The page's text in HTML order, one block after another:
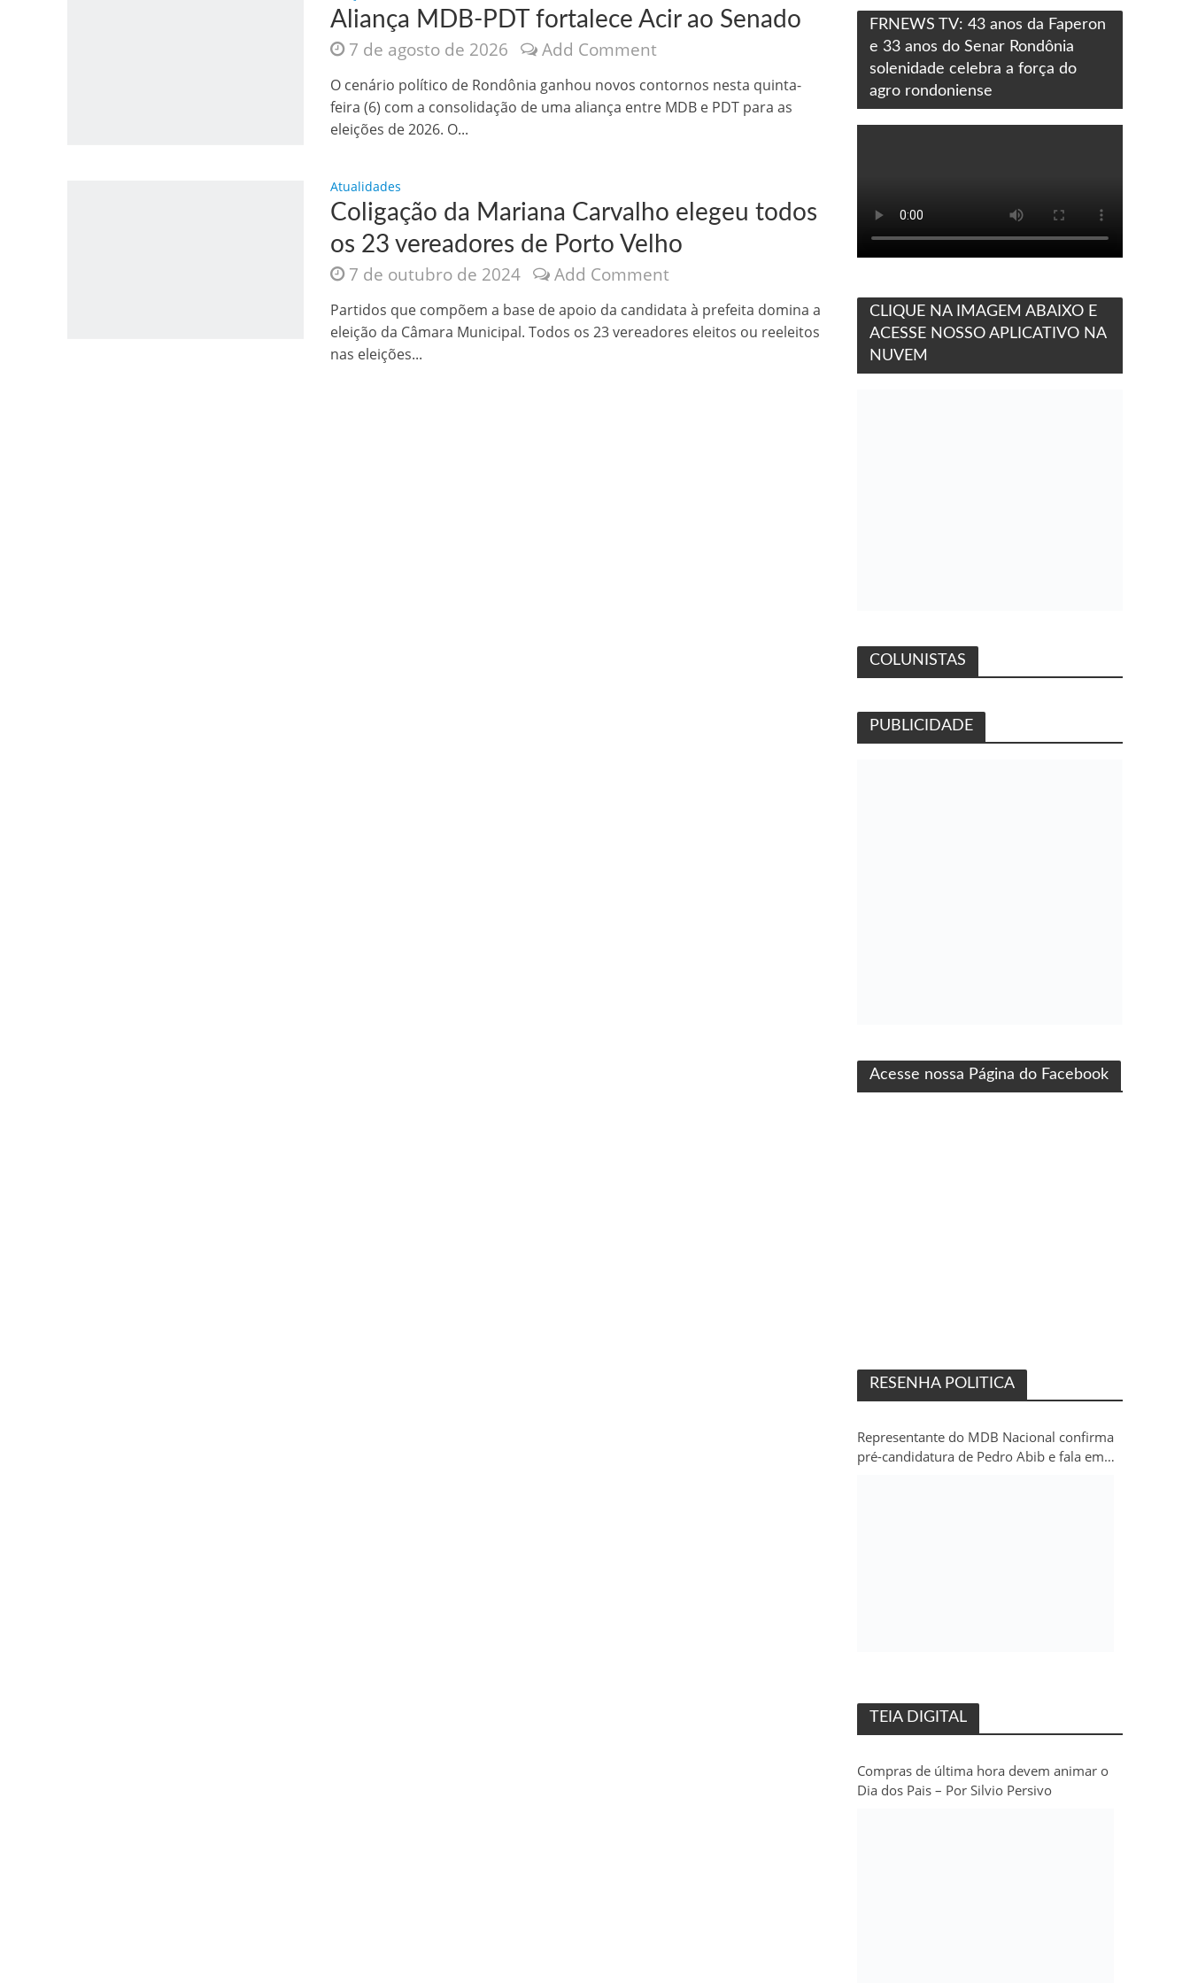
Jesus Sociedade Anônima, Como usam o nome de Jesus para ganhar dinheiro
INTRIGANTE: 3 I Atlas intriga a Humanidade
Aliança MDB-PDT fortalece Acir ao Senado
7 de agosto de 2026 Add Comment
O cenário político de Rondônia ganhou novos contornos nesta quinta-
feira (6) com a consolidação de uma aliança entre MDB e PDT para as
eleições de 2026. O...
Atualidades
Coligação da Mariana Carvalho elegeu todos
os 23 vereadores de Porto Velho
7 de outubro de 2024 Add Comment
Partidos que compõem a base de apoio da candidata à prefeita domina a
eleição da Câmara Municipal. Todos os 23 vereadores eleitos ou reeleitos
nas eleições...
FRNEWS TV: 43 anos da Faperon
e 33 anos do Senar Rondônia
solenidade celebra a força do
agro rondoniense
CLIQUE NA IMAGEM ABAIXO E
ACESSE NOSSO APLICATIVO NA
NUVEM
COLUNISTAS
PUBLICIDADE
Acesse nossa Página do Facebook
RESENHA POLITICA
Representante do MDB Nacional confirma
pré-candidatura de Pedro Abib e fala em
TEIA DIGITAL
Compras de última hora devem animar o
Dia dos Pais – Por Silvio Persivo